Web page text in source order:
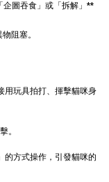
- +
企圖吞食」或「拆解」**
阻塞。
用玩具拍打、揮擊貓咪身
。
的方式操作，引發貓咪的